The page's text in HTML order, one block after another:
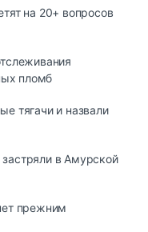
на 20+ вопросов
пломб
тягачи и назвали
в Амурской
прежним